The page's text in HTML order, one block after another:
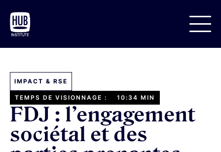
IMPACT & RSE
TEMPS DE VISIONNAGE : 10:34 MIN
FDJ : l’engagement
sociétal et des